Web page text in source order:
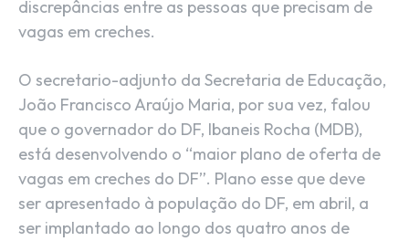
discrepâncias entre as pessoas que precisam de
vagas em creches.
O secretario-adjunto da Secretaria de Educação,
João Francisco Araújo Maria, por sua vez, falou
que o governador do DF, Ibaneis Rocha (MDB),
está desenvolvendo o “maior plano de oferta de
vagas em creches do DF”. Plano esse que deve
ser apresentado à população do DF, em abril, a
ser implantado ao longo dos quatro anos de